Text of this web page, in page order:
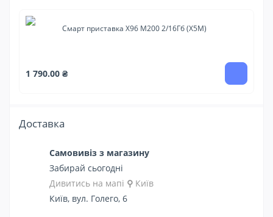
Смарт приставка X96 M200 2/16Гб (X5M)
1 790.00 ₴
Доставка
Самовивіз з магазину
Забирай сьогодні
Дивитись на мапі ⚲ Київ
Київ, вул. Голего, 6